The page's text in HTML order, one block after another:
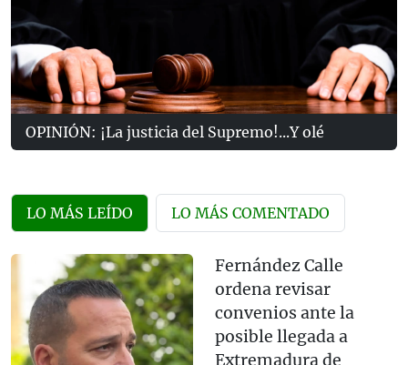
OPINIÓN: ¡La justicia del Supremo!...Y olé
LO MÁS LEÍDO LO MÁS COMENTADO
Fernández Calle
ordena revisar
convenios ante la
posible llegada a
Extremadura de